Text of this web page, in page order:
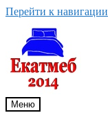
Перейти к навигации
Меню